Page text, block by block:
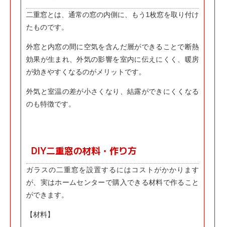
二重窓とは、通常の窓の内側に、もう1枚窓を取り付け
たものです。
外窓と内窓の間に空気を含んだ層ができることで断熱
効果が生まれ、外気の影響を室内に伝えにくく、暖房
が効きやすくなるのがメリットです。
外気と室温の差が小さくなり、結露ができにくくなる
のも特徴です。
DIY二重窓の材料・作り方
ガラスの二重窓を設置するにはコストがかかります
が、実はホームセンターで購入できる材料で作ること
ができます。
【材料】